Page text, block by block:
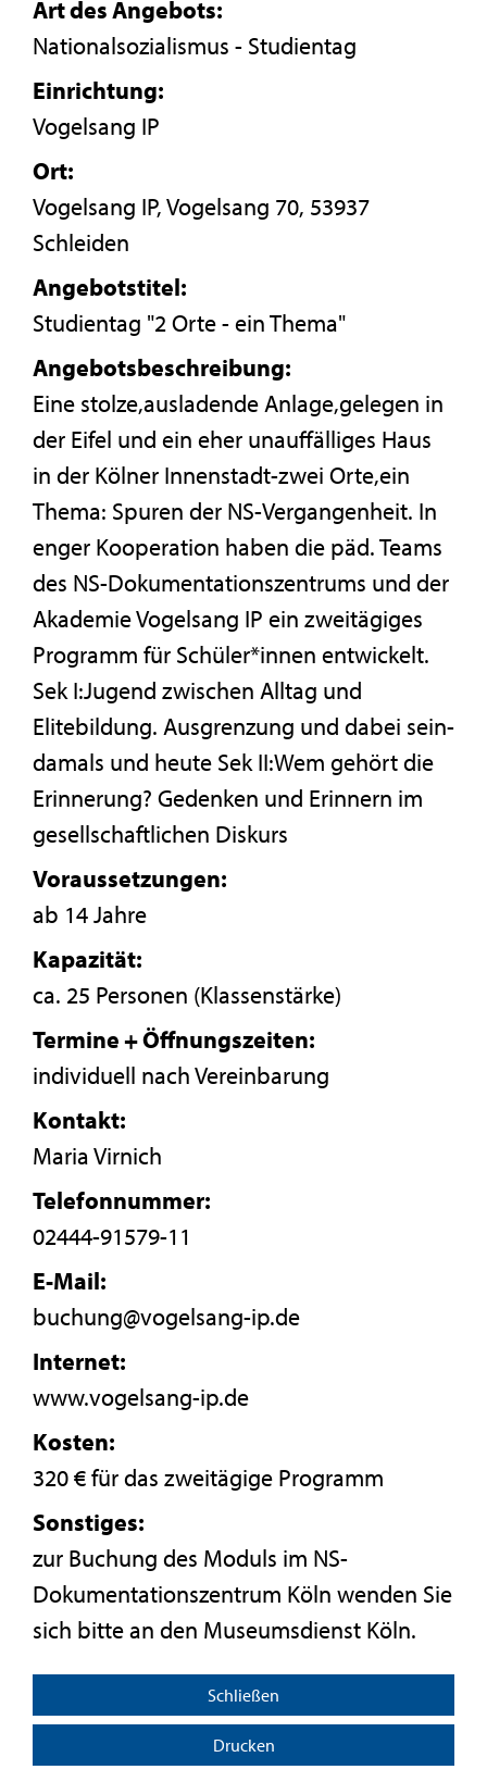
Art des Angebots:
Nationalsozialismus - Studientag
Einrichtung:
Vogelsang IP
Ort:
Vogelsang IP, Vogelsang 70, 53937
Schleiden
Angebotstitel:
Studientag "2 Orte - ein Thema"
Angebotsbeschreibung:
Eine stolze,ausladende Anlage,gelegen in
der Eifel und ein eher unauffälliges Haus
in der Kölner Innenstadt-zwei Orte,ein
Thema: Spuren der NS-Vergangenheit. In
enger Kooperation haben die päd. Teams
des NS-Dokumentationszentrums und der
Akademie Vogelsang IP ein zweitägiges
Programm für Schüler*innen entwickelt.
Sek I:Jugend zwischen Alltag und
Elitebildung. Ausgrenzung und dabei sein-
damals und heute Sek II:Wem gehört die
Erinnerung? Gedenken und Erinnern im
gesellschaftlichen Diskurs
Voraussetzungen:
ab 14 Jahre
Kapazität:
ca. 25 Personen (Klassenstärke)
Termine + Öffnungszeiten:
individuell nach Vereinbarung
Kontakt:
Maria Virnich
Telefonnummer:
02444-91579-11
E-Mail:
buchung@vogelsang-ip.de
Internet:
www.vogelsang-ip.de
Kosten:
320 € für das zweitägige Programm
Sonstiges:
zur Buchung des Moduls im NS-
Dokumentationszentrum Köln wenden Sie
sich bitte an den Museumsdienst Köln.
Schließen
Drucken